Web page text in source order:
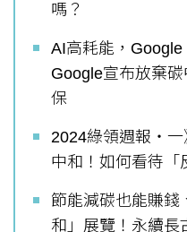
嗎？
AI高耗能，
Google宣布放棄
保
2024綠領週報‧一
中和！如何看待「
節能減碳也能賺錢
和」展覽！永續長